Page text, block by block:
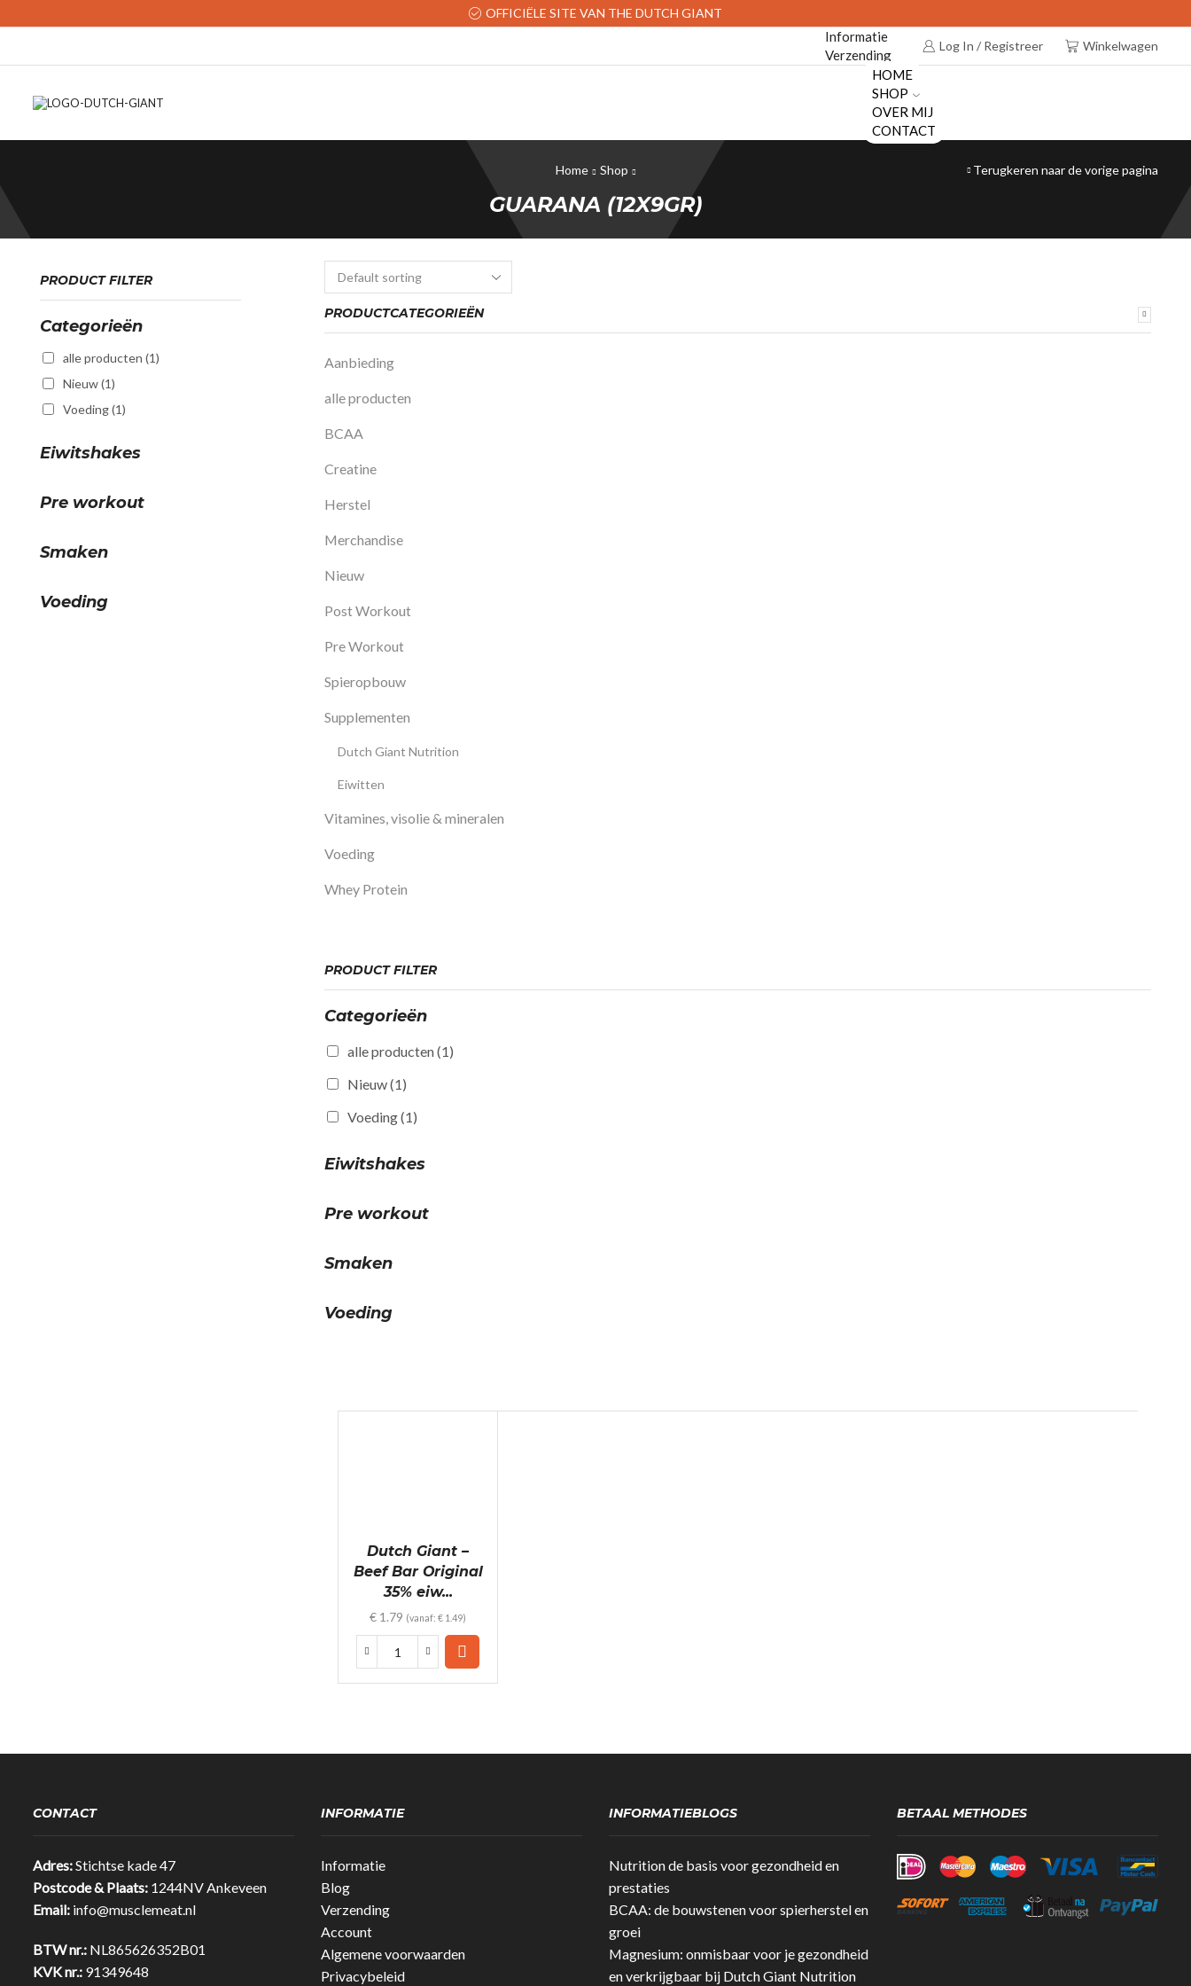
OFFICIËLE SITE VAN THE DUTCH GIANT
Informatie
Verzending
Log In / Registreer Winkelwagen
HOME
SHOP
OVER MIJ
CONTACT
Home Shop
GUARANA (12X9GR)
Terugkeren naar de vorige pagina
PRODUCTCATEGORIEËN
Aanbieding
alle producten
BCAA
Creatine
Herstel
Merchandise
Nieuw
Post Workout
Pre Workout
Spieropbouw
Supplementen
Dutch Giant Nutrition
Eiwitten
Vitamines, visolie & mineralen
Voeding
Whey Protein
PRODUCT FILTER
Categorieën
alle producten(1)
Nieuw(1)
Voeding(1)
Eiwitshakes
Pre workout
Smaken
Voeding
Dutch Giant –
Beef Bar Original
35% eiw...
€ 1.79 (vanaf:€ 1.49)
Dutch
Original
(25gr)
PRODUCT FILTER
Categorieën
alle producten (1)
Nieuw(1)
Voeding(1)
Eiwitshakes
Pre workout
Smaken
Voeding
CONTACT
Adres:Stichtse kade 47
Postcode & Plaats: 1244NV Ankeveen
Email: info@musclemeat.nl
BTW nr.: NL865626352B01
KVK nr.: 91349648
INFORMATIE
Informatie
Blog
Verzending
Account
Algemene voorwaarden
Privacybeleid
INFORMATIEBLOGS
Nutrition de basis voor gezondheid en
prestaties
BCAA: de bouwstenen voor spierherstel en
groei
Magnesium: onmisbaar voor je gezondheid
en verkrijgbaar bij Dutch Giant Nutrition
BETAAL METHODES